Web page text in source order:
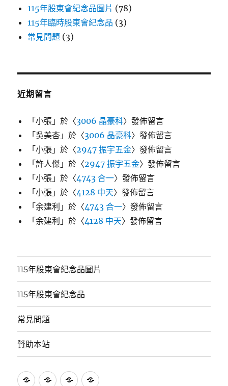
115年股東會紀念品圖片 (78)
115年臨時股東會紀念品 (3)
常見問題 (3)
近期留言
「小張 」於〈3006 晶豪科〉發佈留言
「吳美杏 」於〈3006 晶豪科〉發佈留言
「小張 」於〈2947 振宇五金〉發佈留言
「許人傑 」於〈2947 振宇五金〉發佈留言
「小張 」於〈4743 合一〉發佈留言
「小張 」於〈4128 中天〉發佈留言
「余建利 」於〈4743 合一〉發佈留言
「余建利 」於〈4128 中天〉發佈留言
115年股東會紀念品圖片
115年股東會紀念品
常見問題
贊助本站
115 115 常 贊